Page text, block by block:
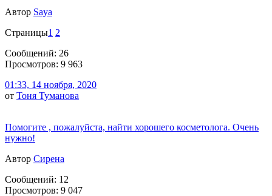
Автор Saya
Страницы1 2
Сообщений: 26
Просмотров: 9 963
01:33, 14 ноября, 2020
от Тоня Туманова
Помогите , пожалуйста, найти хорошего косметолога. Очень
нужно!
Автор Сирена
Сообщений: 12
Просмотров: 9 047